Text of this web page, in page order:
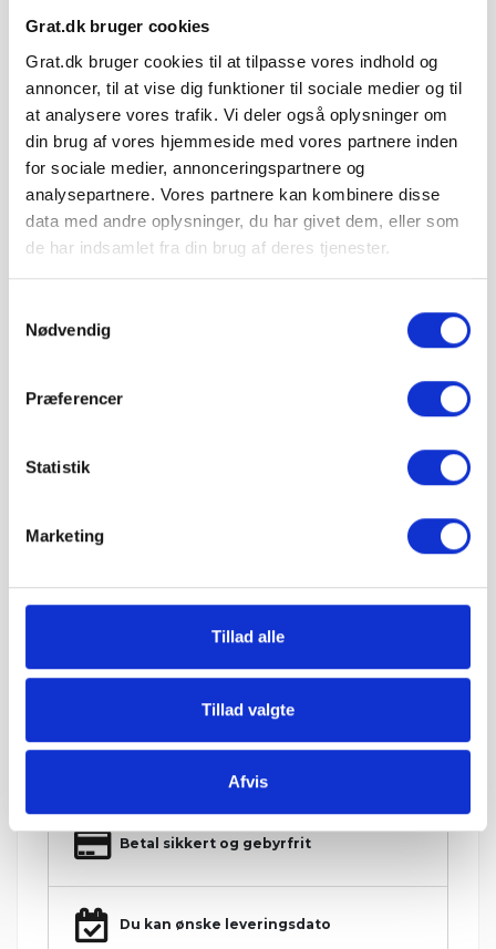
Grat.dk bruger cookies
Grat.dk bruger cookies til at tilpasse vores indhold og
annoncer, til at vise dig funktioner til sociale medier og til
at analysere vores trafik. Vi deler også oplysninger om
din brug af vores hjemmeside med vores partnere inden
for sociale medier, annonceringspartnere og
analysepartnere. Vores partnere kan kombinere disse
data med andre oplysninger, du har givet dem, eller som
de har indsamlet fra din brug af deres tjenester.
Nødvendig
Præferencer
Statistik
Marketing
Tillad alle
Tillad valgte
Afvis
=
pris 2.999,50 kr.
Inkl. moms
IBF Modul 40 leveres på paller.
Vejledende info
Antal pr. m²: 4,2 stk
Stk. pr. palle:40 stk.
Levering & IBF Paller:
Levering:
Fra 8 paller: Gratis!
Depositum pr. palle: 195 kr.
Ved returnering af IBF paller gives 125 kr. retur.
Hos Grat får du:
Konkurrencedygtige priser
Betal sikkert og gebyrfrit
Du kan ønske leveringsdato